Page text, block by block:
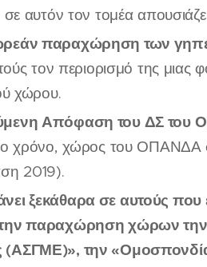
αυτόν τον τομέα
παραχώρηση των
τον περιορισμό της
χώρου.
Απόφαση του ΔΣ του
χρόνο, χώρος του ΟΠΑΝΔΑ
2019).
ξεκάθαρα σε αυτούς που
παραχώρηση χώρων
την «Ομοσπονδία